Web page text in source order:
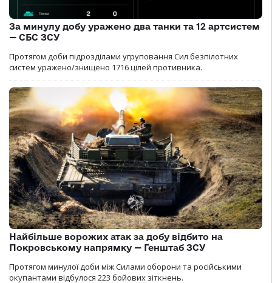
За минулу добу уражено два танки та 12 артсистем
— СБС ЗСУ
Протягом доби підрозділами угруповання Сил безпілотних
систем уражено/знищено 1716 цілей противника.
Найбільше ворожих атак за добу відбито на
Покровському напрямку — Генштаб ЗСУ
Протягом минулої доби між Силами оборони та російськими
окупантами відбулося 223 бойових зіткнень.